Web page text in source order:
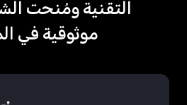
التقنية ومُنحت
موثوقية في